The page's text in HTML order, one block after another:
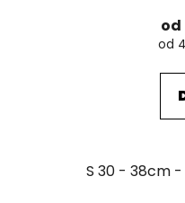
od
od
S 30 - 38cm